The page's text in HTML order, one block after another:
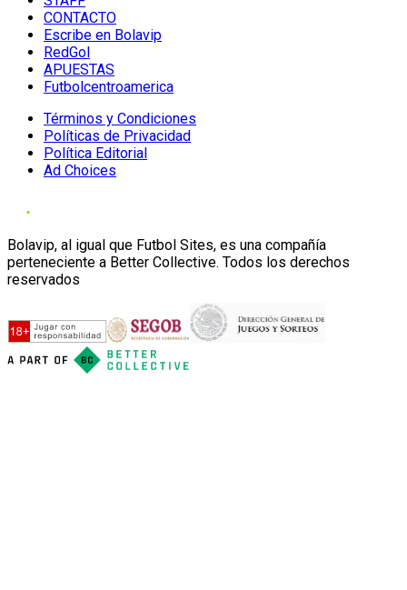
CONTACTO
Escribe en Bolavip
RedGol
APUESTAS
Futbolcentroamerica
Términos y Condiciones
Políticas de Privacidad
Política Editorial
Ad Choices
Bolavip, al igual que Futbol Sites, es una compañía
perteneciente a Better Collective. Todos los derechos
reservados